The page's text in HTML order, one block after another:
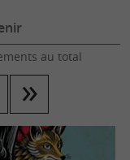
au total